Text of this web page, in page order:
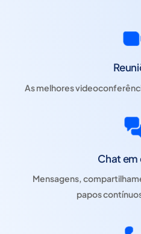
As melhores
Chat em
Mensagens,
papos